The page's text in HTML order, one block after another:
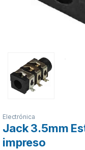
Electrónica
Jack 3.5mm
impreso